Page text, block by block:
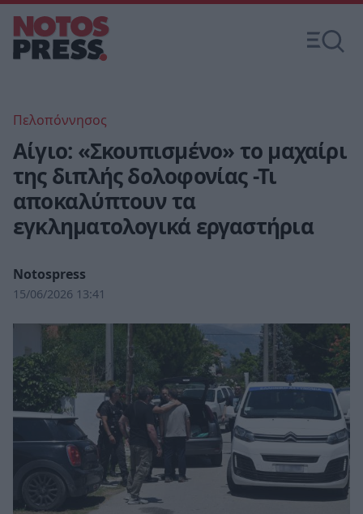
Πελοπόννησος
Αίγιο: «Σκουπισμένο» το μαχαίρι
της διπλής δολοφονίας -Τι
αποκαλύπτουν τα
εγκληματολογικά εργαστήρια
Notospress
15/06/2026 13:41